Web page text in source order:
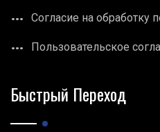
Согласие на обработку
Пользовательское
Быстрый Переход